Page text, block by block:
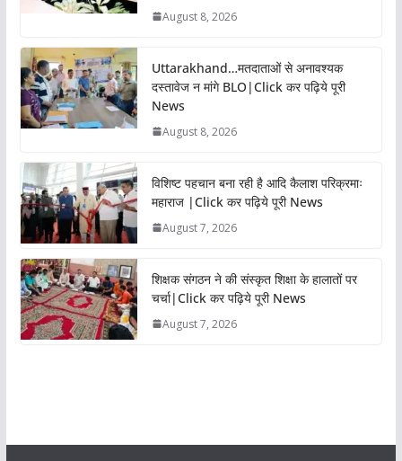
August 8, 2026
Uttarakhand…मतदाताओं से अनावश्यक
दस्तावेज न मांगे BLO|Click कर पढ़िये पूरी
News
August 8, 2026
विशिष्ट पहचान बना रही है आदि कैलाश परिक्रमाः
महाराज |Click कर पढ़िये पूरी News
August 7, 2026
शिक्षक संगठन ने की संस्कृत शिक्षा के हालातों पर
चर्चा|Click कर पढ़िये पूरी News
August 7, 2026